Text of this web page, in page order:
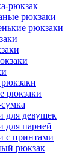
рюкзак
рюкзаки
рюкзаки
рюкзаки
для девушек
для парней
с принтами
рюкзак